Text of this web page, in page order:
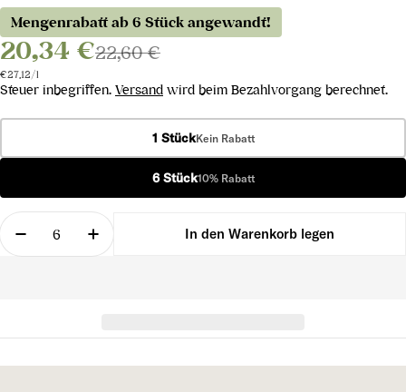
Mengenrabatt ab 6 Stück angewandt!
20,34 €22,60 €
Stückpreis
€27,12/pro
l
Steuer inbegriffen. Versand wird beim Bezahlvorgang berechnet.
1 StückKein Rabatt
6 Stück10% Rabatt
Menge
Menge für Sancerre Rosé Les Belles Vignes AOP
Menge für Sancerre Rosé Les Belles
In den Warenkorb legen